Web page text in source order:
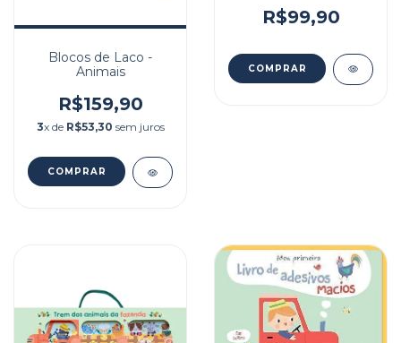
Blocos de Laco -
Animais
R$159,90
3x de R$53,30 sem juros
R$99,90